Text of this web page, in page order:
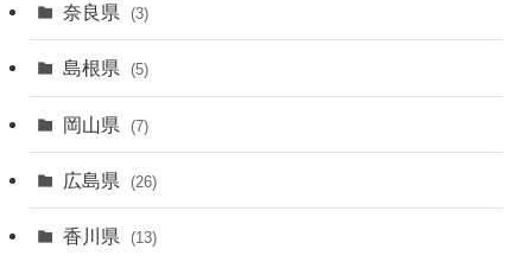
(1)
奈良県 (3)
島根県 (5)
岡山県 (7)
広島県 (26)
香川県 (13)